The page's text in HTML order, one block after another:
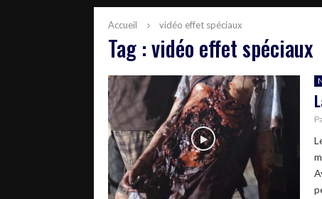
Accueil vidéo effet spéciaux
Tag : vidéo effet spéciaux